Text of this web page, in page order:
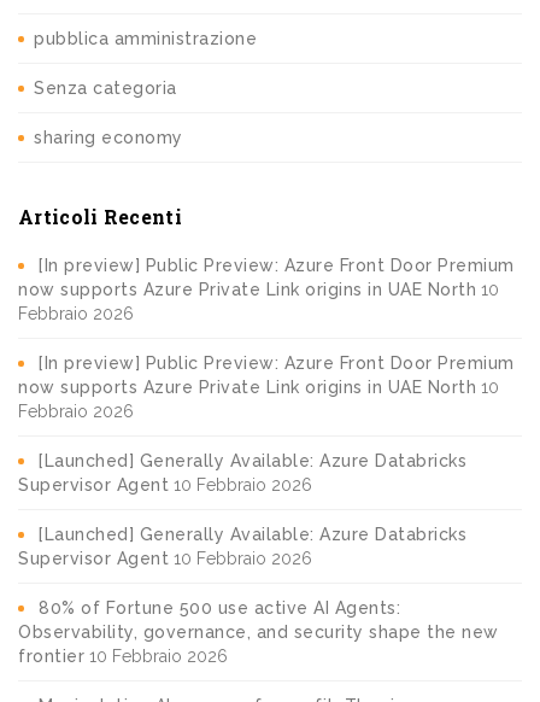
pubblica amministrazione
Senza categoria
sharing economy
Articoli Recenti
[In preview] Public Preview: Azure Front Door Premium
now supports Azure Private Link origins in UAE North 10
Febbraio 2026
[In preview] Public Preview: Azure Front Door Premium
now supports Azure Private Link origins in UAE North 10
Febbraio 2026
[Launched] Generally Available: Azure Databricks
Supervisor Agent 10 Febbraio 2026
[Launched] Generally Available: Azure Databricks
Supervisor Agent 10 Febbraio 2026
80% of Fortune 500 use active AI Agents:
Observability, governance, and security shape the new
frontier 10 Febbraio 2026